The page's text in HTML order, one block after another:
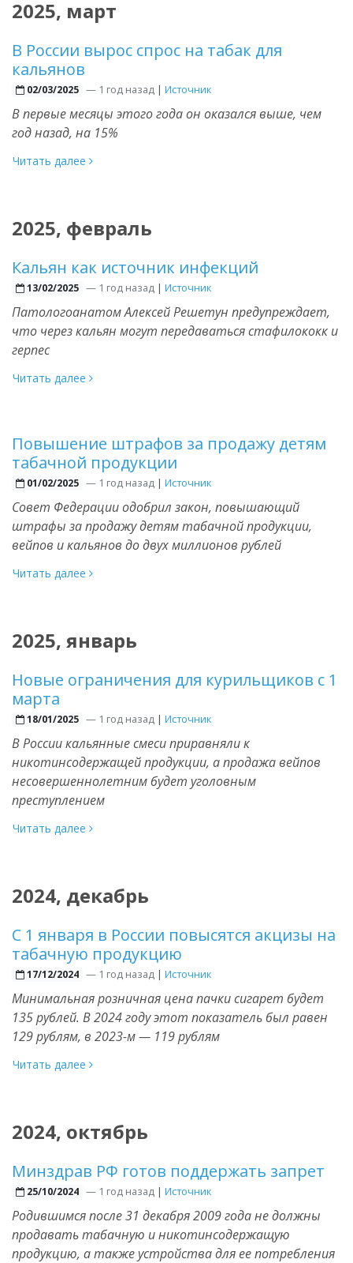
2025, март
В России вырос спрос на табак для
кальянов
02/03/2025 —1 год назад | Источник
В первые месяцы этого года он оказался выше, чем
год назад, на 15%
Читать далее
2025, февраль
Кальян как источник инфекций
13/02/2025 —1 год назад | Источник
Патологоанатом Алексей Решетун предупреждает,
что через кальян могут передаваться стафилококк и
герпес
Читать далее
Повышение штрафов за продажу детям
табачной продукции
01/02/2025 —1 год назад | Источник
Совет Федерации одобрил закон, повышающий
штрафы за продажу детям табачной продукции,
вейпов и кальянов до двух миллионов рублей
Читать далее
2025, январь
Новые ограничения для курильщиков с 1
марта
18/01/2025 —1 год назад | Источник
В России кальянные смеси приравняли к
никотинсодержащей продукции, а продажа вейпов
несовершеннолетним будет уголовным
преступлением
Читать далее
2024, декабрь
С 1 января в России повысятся акцизы на
табачную продукцию
17/12/2024 —1 год назад | Источник
Минимальная розничная цена пачки сигарет будет
135 рублей. В 2024 году этот показатель был равен
129 рублям, в 2023-м — 119 рублям
Читать далее
2024, октябрь
Минздрав РФ готов поддержать запрет
25/10/2024 —1 год назад | Источник
Родившимся после 31 декабря 2009 года не должны
продавать табачную и никотинсодержащую
продукцию, а также устройства для ее потребления